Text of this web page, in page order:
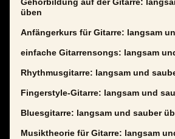
Gehörbildung auf der Gitarre:
üben
Anfängerkurs für Gitarre: langsam
einfache Gitarrensongs: langsam
Rhythmusgitarre: langsam und
Fingerstyle-Gitarre: langsam und
Bluesgitarre: langsam und sauber
Musiktheorie für Gitarre: langsam